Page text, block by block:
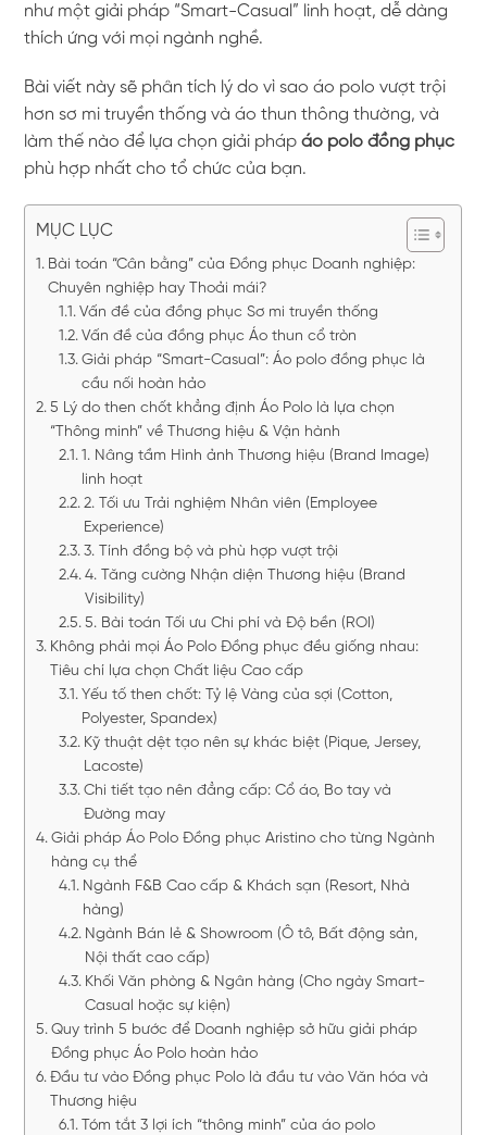
như một giải pháp “Smart-Casual” linh hoạt, dễ dàng
thích ứng với mọi ngành nghề.
Bài viết này sẽ phân tích lý do vì sao áo polo vượt trội
hơn sơ mi truyền thống và áo thun thông thường, và
làm thế nào để lựa chọn giải phápáo polo đồng phục
phù hợp nhất cho tổ chức của bạn.
MỤC LỤC
Bài toán “Cân bằng” của Đồng phục Doanh nghiệp:
Chuyên nghiệp hay Thoải mái?
Vấn đề của đồng phục Sơ mi truyền thống
Vấn đề của đồng phục Áo thun cổ tròn
Giải pháp “Smart-Casual”: Áo polo đồng phục là
cầu nối hoàn hảo
5 Lý do then chốt khẳng định Áo Polo là lựa chọn
“Thông minh” về Thương hiệu & Vận hành
1. Nâng tầm Hình ảnh Thương hiệu (Brand Image)
linh hoạt
2. Tối ưu Trải nghiệm Nhân viên (Employee
Experience)
3. Tính đồng bộ và phù hợp vượt trội
4. Tăng cường Nhận diện Thương hiệu (Brand
Visibility)
5. Bài toán Tối ưu Chi phí và Độ bền (ROI)
Không phải mọi Áo Polo Đồng phục đều giống nhau:
Tiêu chí lựa chọn Chất liệu Cao cấp
Yếu tố then chốt: Tỷ lệ Vàng của sợi (Cotton,
Polyester, Spandex)
Kỹ thuật dệt tạo nên sự khác biệt (Pique, Jersey,
Lacoste)
Chi tiết tạo nên đẳng cấp: Cổ áo, Bo tay và
Đường may
Giải pháp Áo Polo Đồng phục Aristino cho từng Ngành
hàng cụ thể
Ngành F&B Cao cấp & Khách sạn (Resort, Nhà
hàng)
Ngành Bán lẻ & Showroom (Ô tô, Bất động sản,
Nội thất cao cấp)
Khối Văn phòng & Ngân hàng (Cho ngày Smart-
Casual hoặc sự kiện)
Quy trình 5 bước để Doanh nghiệp sở hữu giải pháp
Đồng phục Áo Polo hoàn hảo
Đầu tư vào Đồng phục Polo là đầu tư vào Văn hóa và
Thương hiệu
Tóm tắt 3 lợi ích “thông minh” của áo polo